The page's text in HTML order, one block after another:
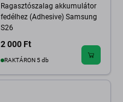
Ragasztószalag akkumulátor
fedélhez (Adhesive) Samsung
S26
2 000 Ft
RAKTÁRON 5 db